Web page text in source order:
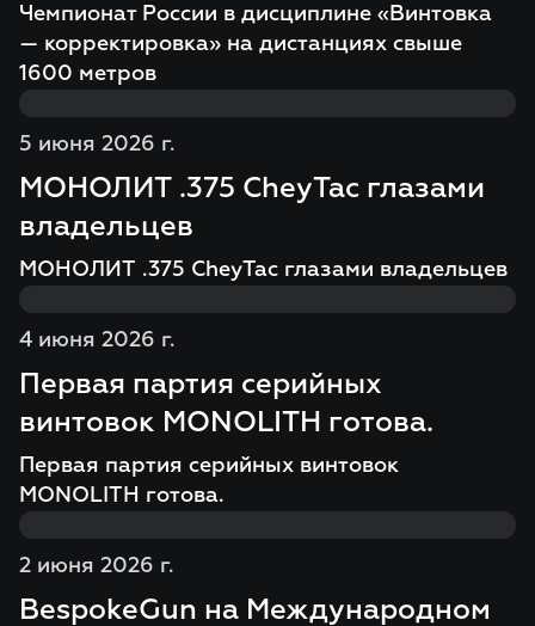
Чемпионат России в дисциплине «Винтовка
— корректировка» на дистанциях свыше
1600 метров
5 июня 2026 г.
МОНОЛИТ .375 CheyTac глазами
владельцев
МОНОЛИТ .375 CheyTac глазами владельцев
4 июня 2026 г.
Первая партия серийных
винтовок MONOLITH готова.
Первая партия серийных винтовок
MONOLITH готова.
2 июня 2026 г.
BespokeGun на Международном